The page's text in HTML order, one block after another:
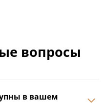
вопросы
в вашем